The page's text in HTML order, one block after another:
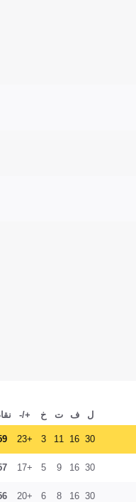
ل ف ت خ +/-
30
16
11
3
+23
30
16
9
5
+17
30
16
8
6
+20